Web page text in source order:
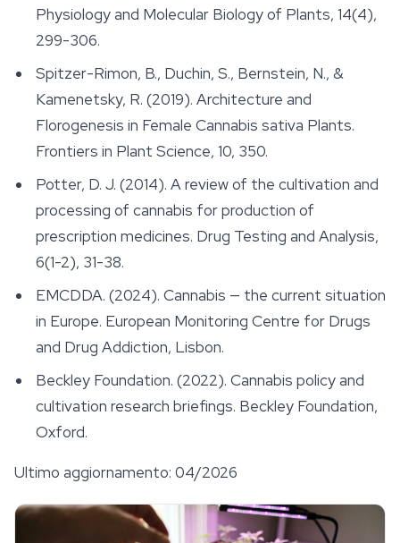
Physiology and Molecular Biology of Plants, 14(4),
299-306.
Spitzer-Rimon, B., Duchin, S., Bernstein, N., &
Kamenetsky, R. (2019). Architecture and
Florogenesis in Female Cannabis sativa Plants.
Frontiers in Plant Science, 10, 350.
Potter, D. J. (2014). A review of the cultivation and
processing of cannabis for production of
prescription medicines. Drug Testing and Analysis,
6(1-2), 31-38.
EMCDDA. (2024). Cannabis — the current situation
in Europe. European Monitoring Centre for Drugs
and Drug Addiction, Lisbon.
Beckley Foundation. (2022). Cannabis policy and
cultivation research briefings. Beckley Foundation,
Oxford.
Ultimo aggiornamento: 04/2026